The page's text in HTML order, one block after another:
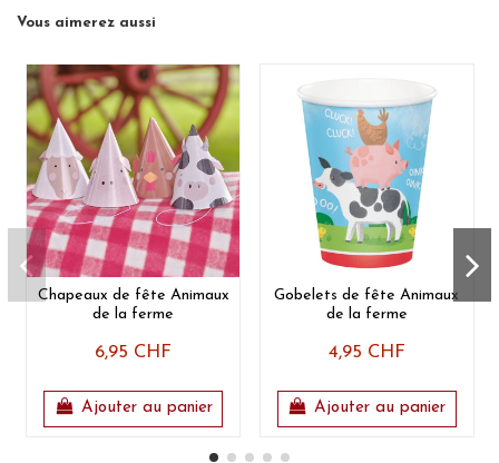
Vous aimerez aussi
Chapeaux de fête Animaux
de la ferme
6,95 CHF
Ajouter au panier
Gobelets de fête Animaux
de la ferme
4,95 CHF
Ajouter au panier